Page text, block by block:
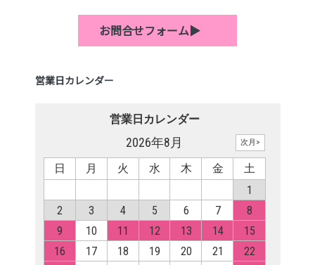
お問合せフォーム▶
営業日カレンダー